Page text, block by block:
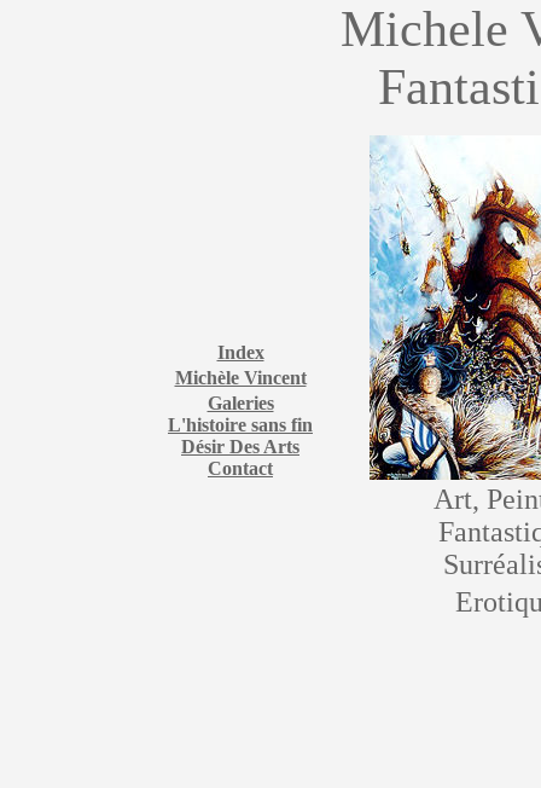
Index
Michèle Vincent
Galeries
L'histoire sans fin
Désir Des Arts
Contact
Michele
Art,